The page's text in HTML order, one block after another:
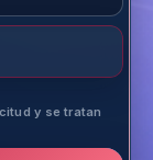
y se tratan